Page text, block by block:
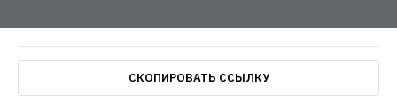
СКОПИРОВАТЬ ССЫЛКУ